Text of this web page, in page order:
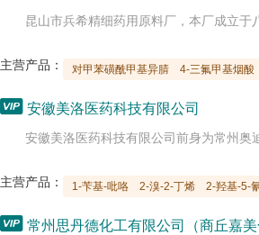
主营产品： 对甲苯磺酰甲基异腈 4-三氟甲基烟酸
 安徽美洛医药科技有限公司
主营产品： 1-苄基-吡咯 2-溴-2-丁烯 2-羟基-5-
 常州思丹德化工有限公司（商丘嘉